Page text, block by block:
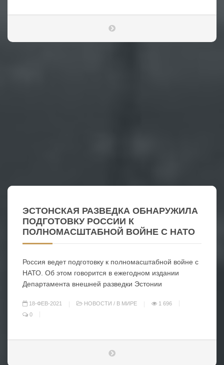
ЭСТОНСКАЯ РАЗВЕДКА ОБНАРУЖИЛА
ПОДГОТОВКУ РОССИИ К
ПОЛНОМАСШТАБНОЙ ВОЙНЕ С НАТО
Россия ведет подготовку к полномасштабной войне с
НАТО. Об этом говорится в ежегодном издании
Департамента внешней разведки Эстонии
18-ФЕВ-2021 НОВОСТИ / В МИРЕ
1 696
0